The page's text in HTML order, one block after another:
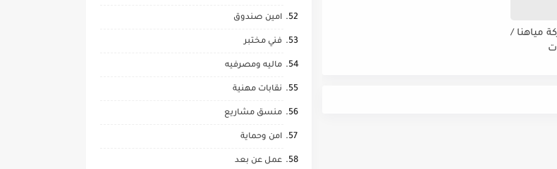
مياهنا /
امين صندوق
فني مختبر
ماليه ومصرفيه
نقابات مهنية
منسق مشاريع
امن وحماية
عمل عن بعد